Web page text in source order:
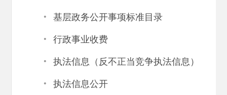
· 基层政务公开事项标准目录
· 行政事业收费
· 执法信息（反不正当竞争执法信息）
· 执法信息公开